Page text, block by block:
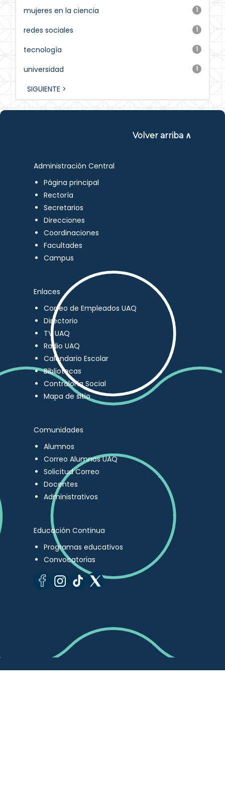
1
mujeres en la ciencia
1
redes sociales
1
tecnología
1
universidad
SIGUIENTE >
Volver arriba ∧
Administración Central
Página principal
Rectoría
Secretarios
Direcciones
Coordinaciones
Facultades
Campus
Enlaces
Correo de Empleados UAQ
Directorio
TV UAQ
Radio UAQ
Calendario Escolar
Bibliotecas
Contraloría Social
Mapa de sitio
Comunidades
Alumnos
Correo Alumnos UAQ
Solicitud Correo
Docentes
Administrativos
Educación Continua
Programas educativos
Convocatorias